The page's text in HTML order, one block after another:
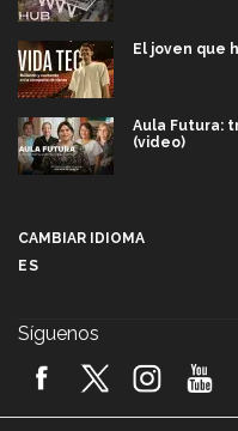
El joven que
Aula Futura:
(video)
2026! (video)
CAMBIAR IDIOMA
ES
Síguenos